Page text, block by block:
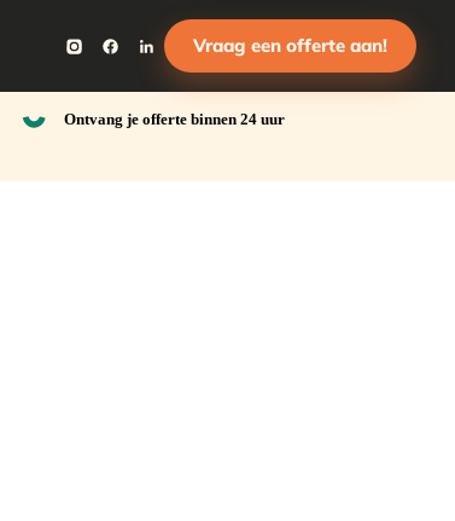
Vraag een offerte aan!
Ontvang je offerte binnen 24 uur